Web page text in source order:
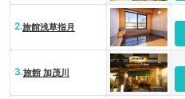
2.旅館浅草指月
3.旅館 加茂川